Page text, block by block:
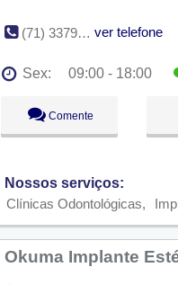
(71) 3379-1208 ver telefone
Sex: 09:00 - 18:00
09:00 - 18:00
Qua:
09:00 - 18:00
Sáb:
Fechado
Dom:
Fechado
Comente
Nossos serviços:
Clínicas Odontológicas
Okuma Implante